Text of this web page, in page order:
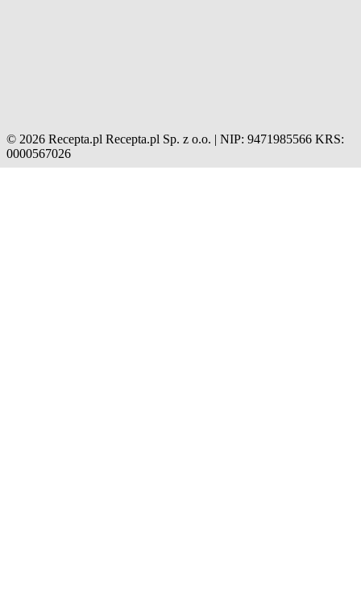
© 2026 Recepta.pl Recepta.pl Sp. z o.o. | NIP: 9471985566 KRS:
0000567026